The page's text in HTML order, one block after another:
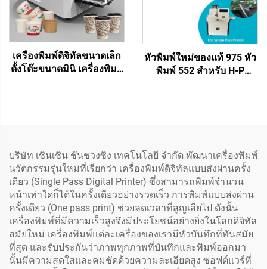
เครื่องพิมพ์ดิจิทัลขนาดเล็ก
ตั้งโต๊ะขนาดมินิ เครื่องพิมพ์
หัวพิมพ์ใหม่ของแท้ 975 หัว
พิมพ์ 552 สำหรับ H-P
บริษัท เซินเชิน ชันชวงซิง เทคโนโลยี จำกัด พัฒนาเครื่องพิมพ์
นวัตกรรมรุ่นใหม่ที่เรียกว่า เครื่องพิมพ์ดิจิทัลแบบส่งผ่านครั้ง
เดียว (Single Pass Digital Printer) ซึ่งสามารถพิมพ์จำนวน
หน้าเท่าใดก็ได้ในครั้งเดียวอย่างรวดเร็ว การพิมพ์แบบส่งผ่าน
ครั้งเดียว (One pass print) ช่วยลดเวลาที่สูญเสียไป ดังนั้น
เครื่องพิมพ์ที่มีความเร็วสูงจึงมีประโยชน์อย่างยิ่งในโลกดิจิทัล
สมัยใหม่ เครื่องพิมพ์แต่ละเครื่องของเรามีหัวบันทึกที่ทันสมัย
ที่สุด และรับประกันว่าภาพทุกภาพที่บันทึกและพิมพ์ออกมา
นั้นมีความสดใสและคมชัดด้วยความละเอียดสูง ซอฟต์แวร์ที่